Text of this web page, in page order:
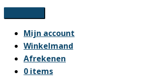
Ga
naar
inhoud
Mijn account
Winkelmand
Afrekenen
0 items